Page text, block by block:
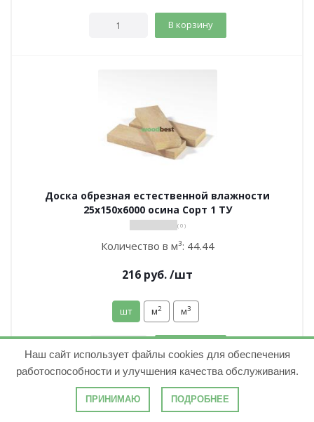
В корзину
Доска обрезная естественной влажности
25х150х6000 осина Сорт 1 ТУ
( 0 )
Количество в м³: 44.44
216 руб./шт
шт м2 м3
Наш сайт использует файлы cookies для обеспечения
работоспособности и улучшения качества обслуживания.
ПРИНИМАЮ ПОДРОБНЕЕ